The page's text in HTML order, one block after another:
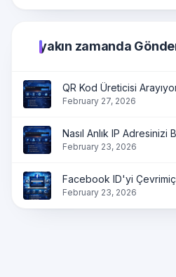
yakın zamanda
QR Kod Üreticisi
February 27, 2026
Nasıl Anlık IP Adresinizi
February 23, 2026
February 23, 2026